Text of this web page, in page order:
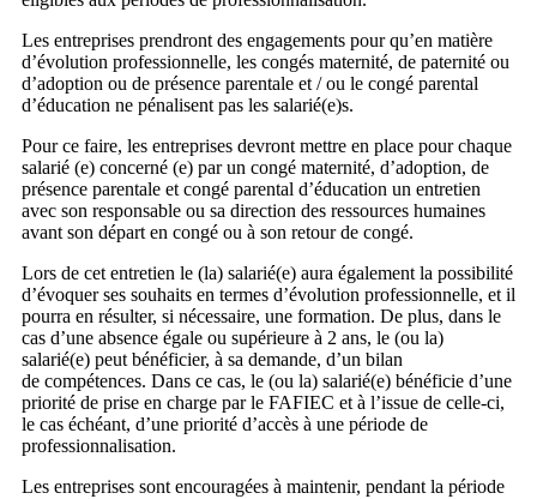
Les entreprises prendront des engagements pour qu’en matière
d’évolution professionnelle, les congés maternité, de paternité ou
d’adoption ou de présence parentale et / ou le congé parental
d’éducation ne pénalisent pas les salarié(e)s.
Pour ce faire, les entreprises devront mettre en place pour chaque
salarié (e) concerné (e) par un congé maternité, d’adoption, de
présence parentale et congé parental d’éducation un entretien
avec son responsable ou sa direction des ressources humaines
avant son départ en congé ou à son retour de congé.
Lors de cet entretien le (la) salarié(e) aura également la possibilité
d’évoquer ses souhaits en termes d’évolution professionnelle, et il
pourra en résulter, si nécessaire, une formation. De plus, dans le
cas d’une absence égale ou supérieure à 2 ans, le (ou la)
salarié(e) peut bénéficier, à sa demande, d’un bilan
de compétences. Dans ce cas, le (ou la) salarié(e) bénéficie d’une
priorité de prise en charge par le FAFIEC et à l’issue de celle-ci,
le cas échéant, d’une priorité d’accès à une période de
professionnalisation.
Les entreprises sont encouragées à maintenir, pendant la période